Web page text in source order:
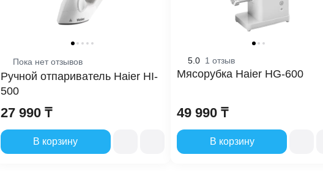
Диаметр поворотного стола
Звуковой сигнал
Мощность микроволн
Объем камеры
Тип освещения
Таймер
Пока нет отзывов
Ручной отпариватель Haier HI-
500
27 990 ₸
В корзину
5.0 1 отзыв
Мясорубка Haier HG-600
49 990 ₸
В корзину